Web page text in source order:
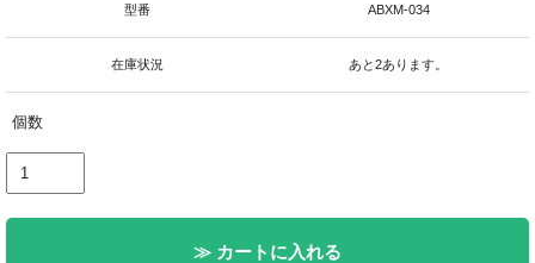
型番 ABXM-034
在庫状況 あと2あります。
個数
≫ カートに入れる